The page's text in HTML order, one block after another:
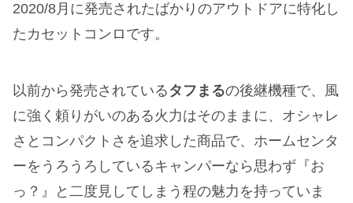
2020/8月に発売されたばかりのアウトドアに特化し
たカセットコンロです。
以前から発売されている タフまるの後継機種で、風
に強く頼りがいのある火力はそのままに、オシャレ
さとコンパクトさを追求した商品で、ホームセンタ
ーをうろうろしているキャンパーなら思わず『お
っ？』と二度見してしまう程の魅力を持っていま